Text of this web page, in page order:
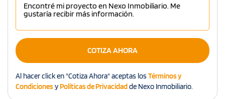
COTIZA AHORA
Al hacer click en "Cotiza Ahora" aceptas los Términos y
CondicionesyPolíticas de Privacidadde Nexo Inmobiliario.